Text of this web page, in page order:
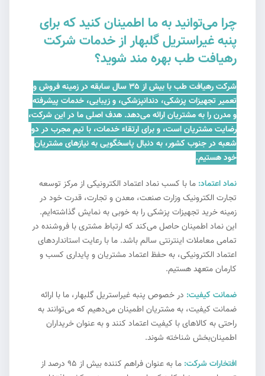
چرا می‌توانید به ما اطمینان کنید که برای
پنبه غیراستریل گلبهار از خدمات شرکت
رهیافت طب بهره مند شوید؟
شرکت رهیافت طب با بیش از ۳۵ سال سابقه در زمینه فروش و
تعمیر تجهیزات پزشکی، دندانپزشکی، و زیبایی، خدمات پیشرفته
و مدرن را به مشتریان ارائه می‌دهد. هدف اصلی ما در این شرکت،
رضایت مشتریان است، و برای ارتقاء خدمات، با تیم مجرب در دو
شعبه در جنوب کشور، به دنبال پاسخگویی به نیازهای مشتریان
خود هستیم.
نماد اعتماد: ما با کسب نماد اعتماد الکترونیکی از مرکز توسعه
تجارت الکترونیک وزارت صنعت، معدن و تجارت، قدرت خود در
زمینه خرید تجهیزات پزشکی را به خوبی به نمایش گذاشته‌ایم.
این نماد اطمینان حاصل می‌کند که ارتباط مشتری با فروشنده در
تمامی معاملات اینترنتی سالم باشد. ما با رعایت استانداردهای
اعتماد الکترونیکی، به حفظ اعتماد مشتریان و پایداری کسب و
کارمان متعهد هستیم.
ضمانت کیفیت: در خصوص پنبه غیراستریل گلبهار، ما با ارائه
ضمانت کیفیت، به مشتریان اطمینان می‌دهیم که می‌توانند به
راحتی به کالاهای با کیفیت اعتماد کنند و به عنوان خریداران
اطمینان‌بخش شناخته شوند.
افتخارات شرکت:
ما به عنوان فراهم کننده بیش از ۹۵ درصد از